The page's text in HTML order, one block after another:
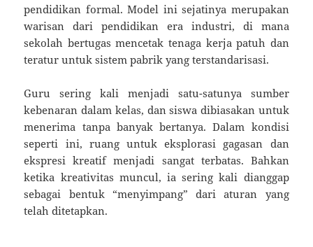
pendidikan formal. Model ini sejatinya merupakan
warisan dari pendidikan era industri, di mana
sekolah bertugas mencetak tenaga kerja patuh dan
teratur untuk sistem pabrik yang terstandarisasi.
Guru sering kali menjadi satu-satunya sumber
kebenaran dalam kelas, dan siswa dibiasakan untuk
menerima tanpa banyak bertanya. Dalam kondisi
seperti ini, ruang untuk eksplorasi gagasan dan
ekspresi kreatif menjadi sangat terbatas. Bahkan
ketika kreativitas muncul, ia sering kali dianggap
sebagai bentuk “menyimpang” dari aturan yang
telah ditetapkan.